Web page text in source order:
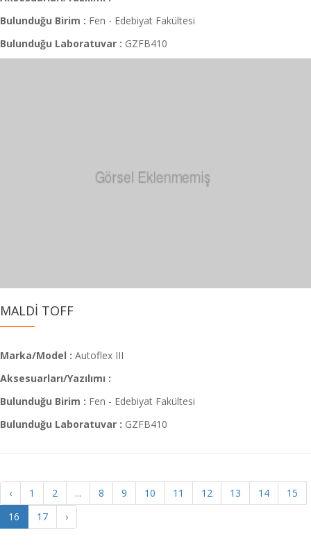
Bulunduğu Birim : Fen - Edebiyat Fakültesi
Bulunduğu Laboratuvar : GZFB410
MALDİ TOFF
Marka/Model : Autoflex III
Aksesuarları/Yazılımı :
Bulunduğu Birim : Fen - Edebiyat Fakültesi
Bulunduğu Laboratuvar : GZFB410
‹ 1 2 ... 8 9 10 11 12 13 14
15
16
17 ›